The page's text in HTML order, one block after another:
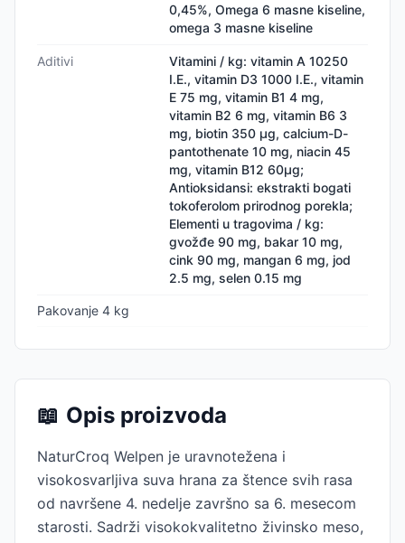
0,45%, Omega 6 masne kiseline,
omega 3 masne kiseline
Aditivi
Vitamini / kg: vitamin A 10250
I.E., vitamin D3 1000 I.E., vitamin
E 75 mg, vitamin B1 4 mg,
vitamin B2 6 mg, vitamin B6 3
mg, biotin 350 µg, calcium-D-
pantothenate 10 mg, niacin 45
mg, vitamin B12 60µg;
Antioksidansi: ekstrakti bogati
tokoferolom prirodnog porekla;
Elementi u tragovima / kg:
gvožđe 90 mg, bakar 10 mg,
cink 90 mg, mangan 6 mg, jod
2.5 mg, selen 0.15 mg
Pakovanje 4 kg
📖 Opis proizvoda
NaturCroq Welpen je uravnotežena i
visokosvarljiva suva hrana za štence svih rasa
od navršene 4. nedelje završno sa 6. mesecom
starosti. Sadrži visokokvalitetno živinsko meso,